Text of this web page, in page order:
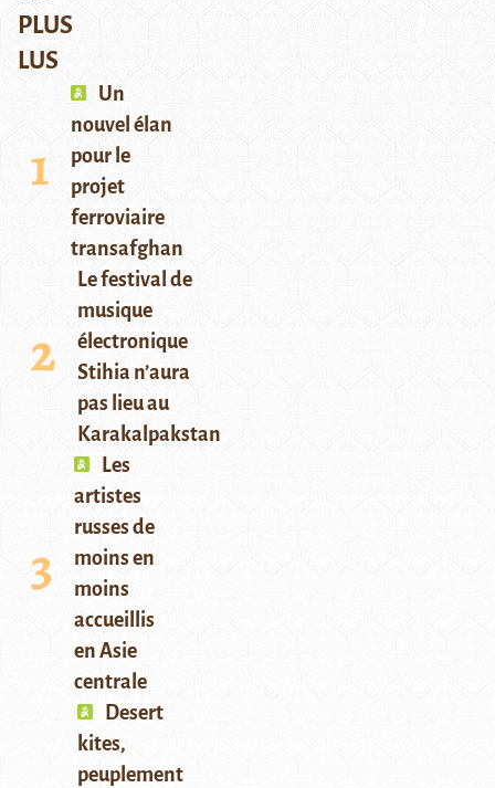
PLUS
LUS
Un
nouvel élan
pour le
projet
ferroviaire
transafghan
Le festival de
musique
électronique
Stihia n’aura
pas lieu au
Karakalpakstan
Les
artistes
russes de
moins en
moins
accueillis
en Asie
centrale
Desert
kites,
peuplement